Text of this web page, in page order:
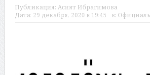
Публикация: Асият Ибрагимова
Дата: 29 декабря, 2020 в 19:45 в: